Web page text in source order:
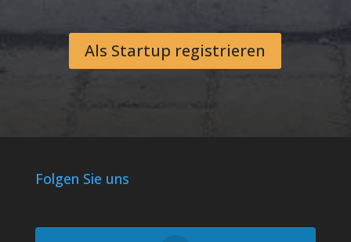
Als Startup registrieren
Folgen Sie uns